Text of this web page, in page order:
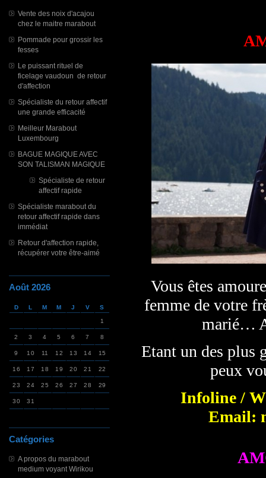
Vente des noix d'acajou
chez le maitre marabout
Pommade pour grossir les
fesses
Le puissant rituel de
ficelage vaudoun de retour
d'affection
Spécialiste du retour affectif
une grande efficacité
Meilleur Marabout
Luxembourg
BAGUE MAGIQUE AVEC
SON TALISMAN MAGIQUE
Spécialiste de retour
affectif rapide
Spécialiste marabout du
retour affectif rapide dans
immédiat
Retour d'affection rapide,
récupérer votre être-aimé
Août 2026
D L M M J V S
1
2 3 4 5 6 7 8
9 10 11 12 13 14 15
16 17 18 19 20 21 22
23 24 25 26 27 28 29
30 31
Catégories
A propos du marabout
medium voyant Wirikou
Vous êtes
femme de votre
marié…
Etant un des plus
peux
Infoline /
Email: